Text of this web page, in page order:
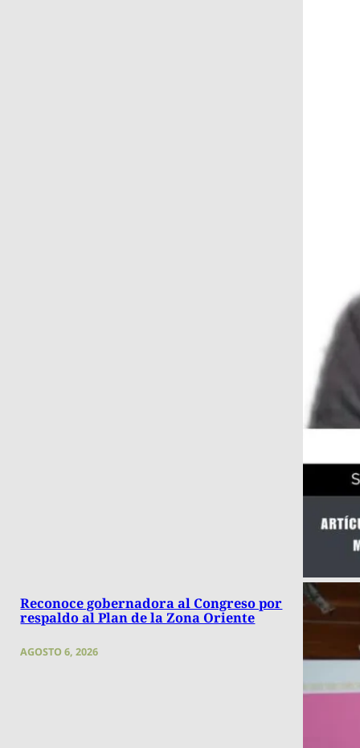
Reconoce gobernadora al Congreso por
respaldo al Plan de la Zona Oriente
AGOSTO 6, 2026